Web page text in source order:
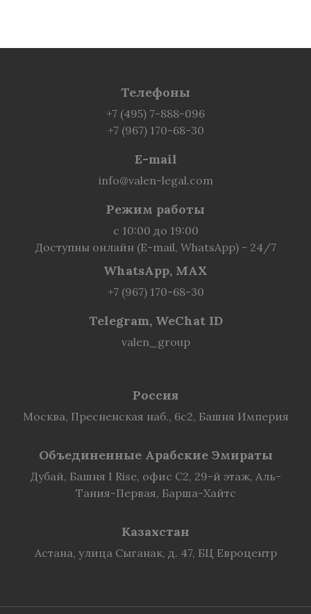
Телефоны
+7 (495) 7-888-096
+7 (967) 170-68-30
E-mail
info@valen-legal.com
Режим работы
с 10:00 до 19:00
Доступны онлайн (E-mail, WhatsApp) - 24/7
WhatsApp, MAX
+7 (967) 170-68-30
Telegram, WeChat ID
valen_group
Россия
Москва, Пресненская наб., 6с2, Башня Империя
Объединенные Арабские Эмираты
Дубай, Башня I Rise, офис C2, 29-й этаж, Аль-
Тания-Первая, Барша-Хайтс
Казахстан
Астана, улица Сыганак, д. 47, БЦ Евроцентр